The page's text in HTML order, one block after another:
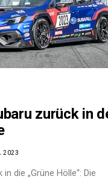
zurück in
2023
die „Grüne Hölle“: Die